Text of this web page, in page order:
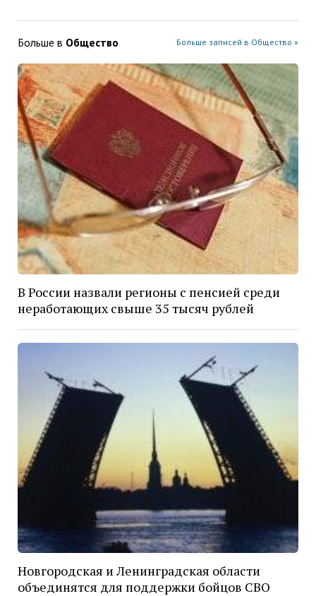
Больше в Общество Больше записей в Общество »
В России назвали регионы с пенсией среди
неработающих свыше 35 тысяч рублей
Новгородская и Ленинградская области
объединятся для поддержки бойцов СВО